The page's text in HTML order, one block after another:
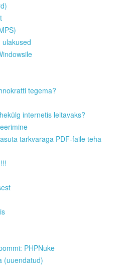
ulakused
tegema?
internetis leitavaks?
tarkvaraga PDF-faile teha
PHPNuke
(uuendatud)